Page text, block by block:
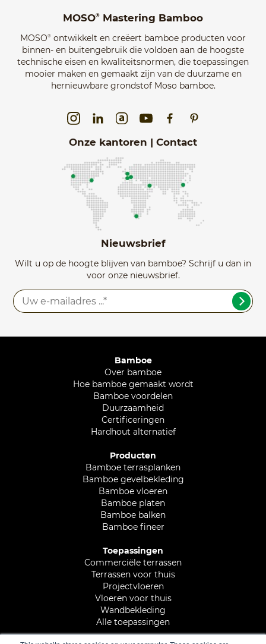
MOSO® Mastering Bamboo
MOSO® ontwikkelt en creëert bamboe producten voor
binnen- en buitengebruik die voldoen aan de hoogste
technische eisen en kwaliteitsnormen, die toepassingen
mooier maken en gemaakt zijn van de duurzame en
hernieuwbare grondstof Moso bamboe.
Onze kantoren | Contact
Nieuwsbrief
Wilt u op de hoogte blijven van bamboe? Schrijf u dan in
voor onze nieuwsbrief.
Bamboe
Over bamboe
Hoe bamboe gemaakt wordt
Bamboe voordelen
Duurzaamheid
Certificeringen
Hardhout alternatief
Producten
Bamboe terrasplanken
Bamboe gevelbekleding
Bamboe vloeren
Bamboe platen
Bamboe balken
Bamboe fineer
Toepassingen
Commerciële terrassen
Terrassen voor thuis
Projectvloeren
Vloeren voor thuis
Wandbekleding
Alle toepassingen